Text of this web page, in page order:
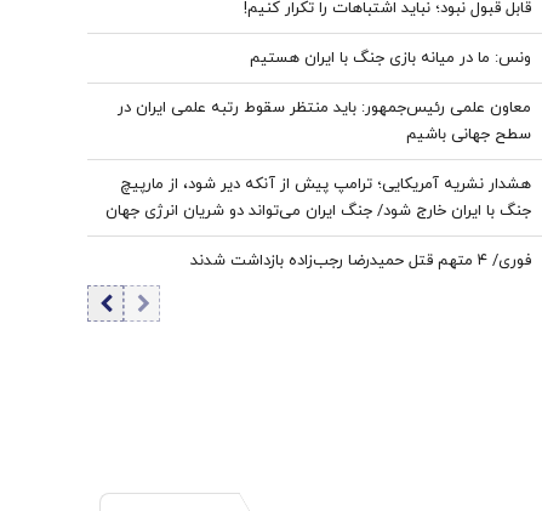
قابل قبول نبود؛ نباید اشتباهات را تکرار کنیم!
ونس: ما در میانه بازی جنگ با ایران هستیم
معاون علمی رئیس‌جمهور: باید منتظر سقوط رتبه علمی ایران در
سطح جهانی باشیم
هشدار نشریه آمریکایی؛ ترامپ پیش از آنکه دیر شود، از مارپیچ
جنگ با ایران خارج شود/ جنگ ایران می‌تواند دو شریان انرژی جهان
را به خطر بیندازد
فوری/ ۴ متهم قتل حمیدرضا رجب‌زاده بازداشت شدند